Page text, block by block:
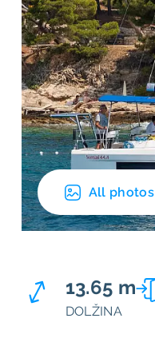
All photos
13.65 m
DOLŽINA